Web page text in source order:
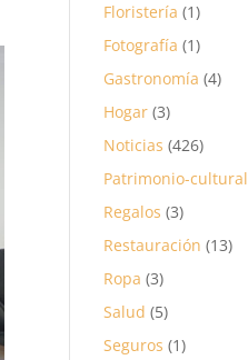
Floristería (1)
Fotografía (1)
Gastronomía (4)
Hogar (3)
Noticias (426)
Patrimonio-cultural
Regalos (3)
Restauración (13)
Ropa (3)
Salud (5)
Seguros (1)